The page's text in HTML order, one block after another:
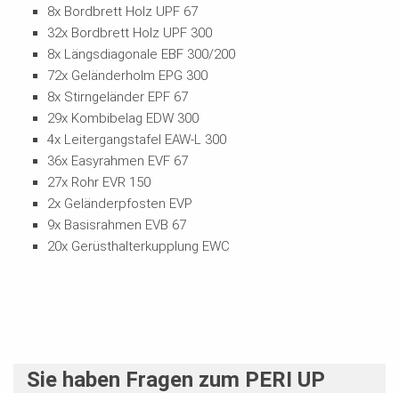
8x Bordbrett Holz UPF 67
32x Bordbrett Holz UPF 300
8x Längsdiagonale EBF 300/200
72x Geländerholm EPG 300
8x Stirngeländer EPF 67
29x Kombibelag EDW 300
4x Leitergangstafel EAW-L 300
36x Easyrahmen EVF 67
27x Rohr EVR 150
2x Geländerpfosten EVP
9x Basisrahmen EVB 67
20x Gerüsthalterkupplung EWC
Sie haben Fragen zum PERI UP